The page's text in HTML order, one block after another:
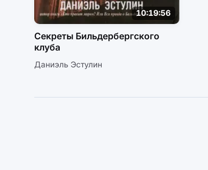
10:19:56
Секреты Бильдербергского
клуба
Даниэль Эстулин